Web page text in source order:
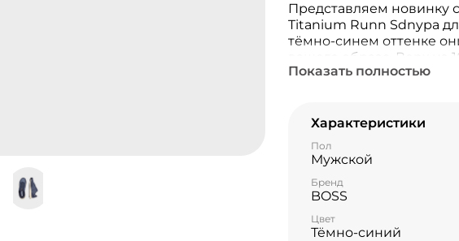
Представляем новинку
Titanium Runn Sdnypa
тёмно-синем оттенке
вашего образа. Верх из
обеспечивает
кроссовки от бренда
качество материалов,
практичность
уверенного в себе
моду.
Показать полностью
Характеристики
Пол
Мужской
Бренд
BOSS
Цвет
Тёмно-синий